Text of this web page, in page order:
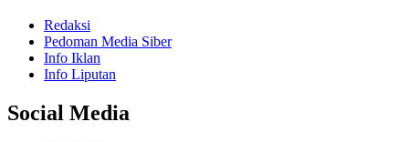
Redaksi
Pedoman Media Siber
Info Iklan
Info Liputan
Social Media